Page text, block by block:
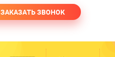
ЗАКАЗАТЬ ЗВОНОК